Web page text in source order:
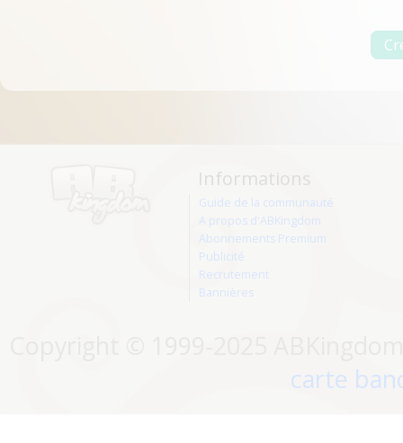
Informations
Guide de la communauté
A propos d'ABKingdom
Abonnements Premium
Publicité
Recrutement
Bannières
carte